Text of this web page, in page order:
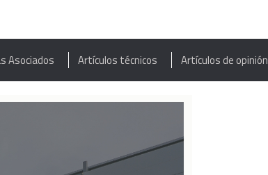
Asociados Artículos técnicos Artículos de opinión